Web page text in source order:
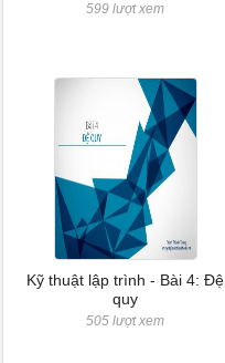
599 lượt xem
Kỹ thuật lập trình - Bài 4: Đệ
quy
505 lượt xem